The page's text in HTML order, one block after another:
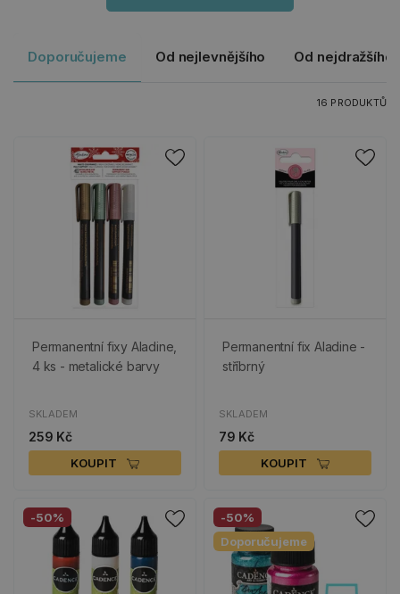
Doporučujeme Od nejlevnějšího Od nejdražšího
16 PRODUKTŮ
Permanentní fixy Aladine,
4 ks - metalické barvy
SKLADEM
259 Kč
KOUPIT
Permanentní fix Aladine -
stříbrný
SKLADEM
79 Kč
KOUPIT
-50%
-50%
Doporučujeme